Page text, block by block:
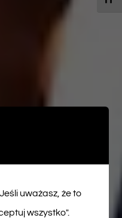
uważasz, że to
wszystko".